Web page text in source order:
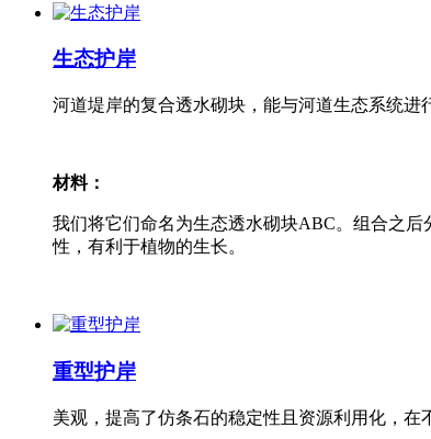
生态护岸
河道堤岸的复合透水砌块，能与河道生态系统进
材料：
我们将它们命名为生态透水砌块ABC。组合之
性，有利于植物的生长。
重型护岸
美观，提高了仿条石的稳定性且资源利用化，在